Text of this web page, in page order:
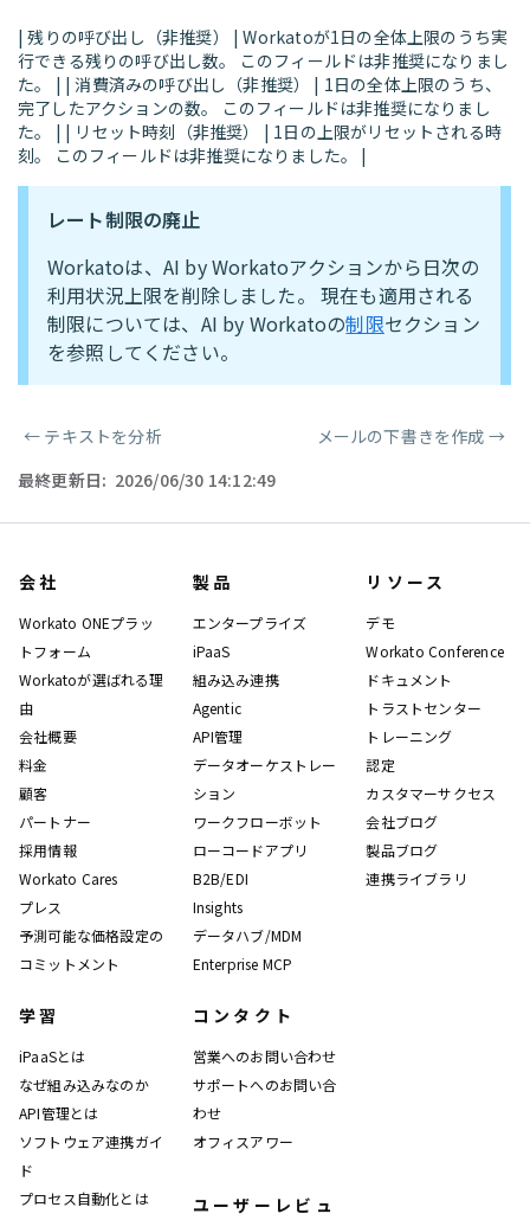
| 残りの呼び出し（非推奨） | Workatoが1日の全体上限のうち実
行できる残りの呼び出し数。 このフィールドは非推奨になりまし
た。 | | 消費済みの呼び出し（非推奨） | 1日の全体上限のうち、
完了したアクションの数。 このフィールドは非推奨になりまし
た。 | | リセット時刻（非推奨） | 1日の上限がリセットされる時
刻。 このフィールドは非推奨になりました。 |
レート制限の廃止
Workatoは、AI by Workatoアクションから日次の
利用状況上限を削除しました。 現在も適用される
制限については、AI by Workatoの制限セクション
を参照してください。
ページャー
← テキストを分析 メールの下書きを作成 →
最終更新日: 2026/06/30 14:12:49
会社
Workato ONEプラッ
トフォーム
Workatoが選ばれる理
由
会社概要
料金
顧客
パートナー
採用情報
Workato Cares
プレス
予測可能な価格設定の
コミットメント
製品
エンタープライズ
iPaaS
組み込み連携
Agentic
API管理
データオーケストレー
ション
ワークフローボット
ローコードアプリ
B2B/EDI
Insights
データハブ/MDM
Enterprise MCP
リソース
デモ
Workato Conference
ドキュメント
トラストセンター
トレーニング
認定
カスタマーサクセス
会社ブログ
製品ブログ
連携ライブラリ
学習
iPaaSとは
なぜ組み込みなのか
API管理とは
ソフトウェア連携ガイ
ド
プロセス自動化とは
コンタクト
営業へのお問い合わせ
サポートへのお問い合
わせ
オフィスアワー
ユーザーレビュ